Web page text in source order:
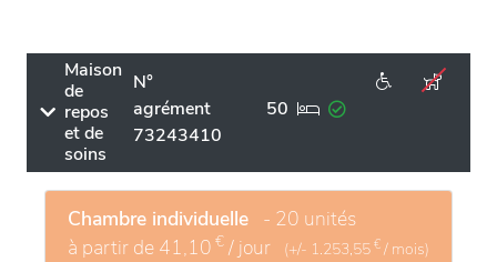
Maison
de
repos
et de
soins
N°
agrément
73243410
50
Chambre individuelle - 20 unités
à partir de 41,10 € / jour (+/- 1.253,55 € / mois)